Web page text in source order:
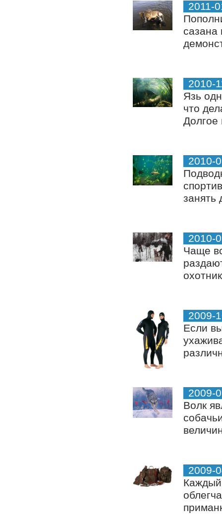
2011-
сазана
2010-
Язь
что
Долгое
2010-
занять
2010-
Чаще
2009-
Если
2009-
Волк
2009-
Каждый